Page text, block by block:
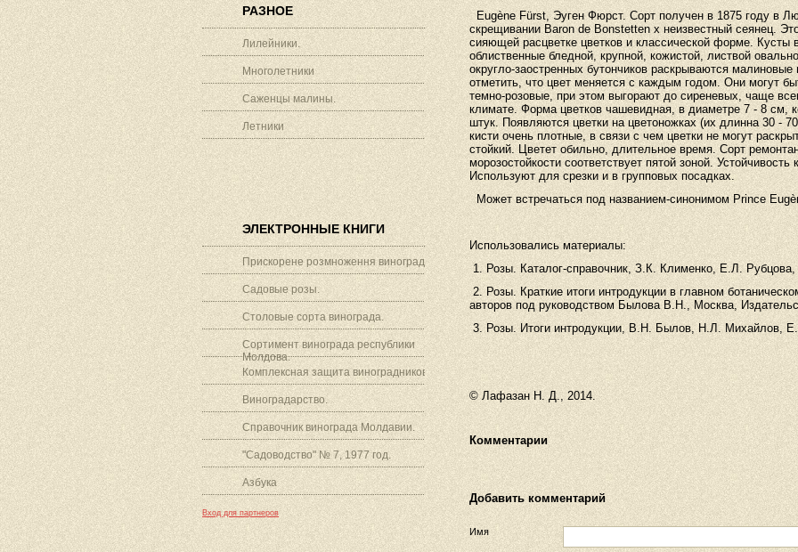
РАЗНОЕ
Лилейники.
Многолетники
Саженцы малины.
Летники
ЭЛЕКТРОННЫЕ КНИГИ
Прискорене розмноження винограду.
Садовые розы.
Столовые сорта винограда.
Сортимент винограда республики
Молдова.
Комплексная защита виноградников.
Виноградарство.
Справочник винограда Молдавии.
"Садоводство" № 7, 1977 год.
Азбука
Вход для партнеров
Eugène Fürst, Эуген Фюрст.Сорт получен в 1875 году в
скрещивании Baron de Bonstetten x неизвестный сеянец.
сияющей расцветке цветков и классической форме.Кусты
облиственные бледной,крупной,кожистой, листвой
округло-заостренных бутончиков раскрываются малиновые
отметить, что цвет меняется с каждым годом.Они могут
темно-розовые,при этом выгорают до сиреневых, чаще
климате.Форма цветков чашевидная,в диаметре 7- 8 см,
штук. Появляются цветки на цветоножках(их длинна 30 - 70
кисти очень плотные,в связи с чем цветки не могут
стойкий.Цветет обильно,длительное время.Сорт
морозостойкости соответствует пятой зоной.Устойчивость к
Используют для срезки и в групповых посадках.
Может встречаться под названием-синонимом Prince
Использовались материалы:
1. Розы. Каталог-справочник, З.К. Клименко, Е.Л.
2. Розы. Краткие итоги интродукции в главном
авторов под руководством Былова В.Н., Москва,
3.Розы. Итоги интродукции, В.Н. Былов, Н.Л. Михайлов,
© Лафазан Н. Д., 2014.
Комментарии
Добавить комментарий
Имя